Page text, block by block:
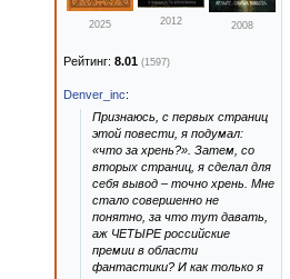
2025 2012 2008
Рейтинг: 8.01 (1597)
Denver_inc:
Признаюсь, с первых страниц
этой повести, я подумал:
«что за хрень?». Затем, со
вторых страниц, я сделал для
себя вывод – точно хрень. Мне
стало совершенно не
понятно, за что тут давать,
аж ЧЕТЫРЕ российские
премии в области
фантастики? И как только я